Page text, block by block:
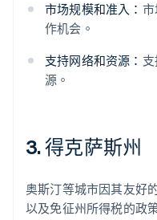
市场规模和准入：
作机会。
支持网络和资源：
源。
3. 得克萨斯州
奥斯汀等城市因其友好
以及免征州所得税的政